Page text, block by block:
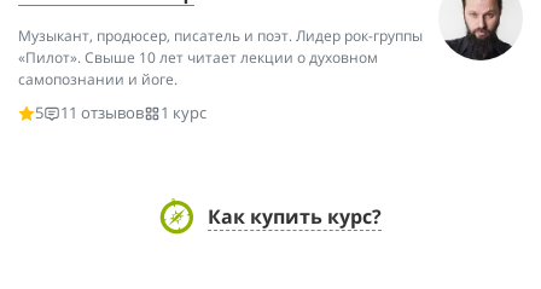
Музыкант, продюсер, писатель и поэт. Лидер рок-группы
«Пилот». Свыше 10 лет читает лекции о духовном
самопознании и йоге.
5
11 отзывов 1 курс
Как купить курс?